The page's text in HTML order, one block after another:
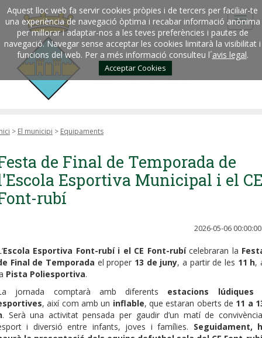
Aquest lloc web fa servir cookies pròpies i de tercers per faciliar-te
una experiència de navegació òptima i recabar informació anònima
per millorar i adaptar-nos a les teves preferències i pautes de
navegació. Navegar sense acceptar les cookies limitarà la visibilitat i
funcions del web. Per a més informació consulteu l´avis legal.
Acceptar Cookies
> El municipi > Equipaments
de Final de Temporada de
Esportiva Municipal i el
rubí
2026-05-06 00:00:00
Escola Esportiva Font-rubí i el CE Font-rubícelebraran la
Final de Temporada el proper 13 de juny, a partir de les 11 h,
Pista Poliesportiva.
jornada comptarà amb diferents estacions lúdiques
, així com amb un inflable, que estaran oberts de 11 a
. Serà una activitat pensada per gaudir d’un matí de
i diversió entre infants, joves i famílies. Seguidament,